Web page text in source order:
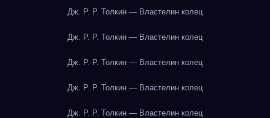
Дж. Р. Р. Толкин — Властелин колец
Дж. Р. Р. Толкин — Властелин колец
Дж. Р. Р. Толкин — Властелин колец
Дж. Р. Р. Толкин — Властелин колец
Дж. Р. Р. Толкин — Властелин колец